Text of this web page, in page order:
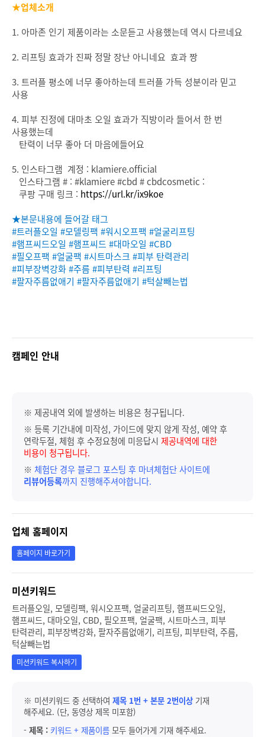
★업체소개
1. 아마존 인기 제품이라는 소문듣고 사용했는데 역시 다르네요
2. 리프팅 효과가 진짜 정말 장난 아니네요 효과 짱
3. 트러플 평소에 너무 좋아하는데 트러플 가득 성분이라 믿고
사용
4. 피부 진정에 대마초 오일 효과가 직방이라 들어서 한 번
사용했는데
탄력이 너무 좋아 더 마음에들어요
5. 인스타그램 계정 : klamiere.official
인스타그램 # : #klamiere #cbd # cbdcosmetic :
쿠팡 구매 링크 : https://url.kr/ix9koe
★본문내용에 들어갈 태그
#트러플오일 #모델링팩 #워시오프팩 #얼굴리프팅
#햄프씨드오일 #햄프씨드 #대마오일 #CBD
#필오프팩 #얼굴팩 #시트마스크 #피부 탄력관리
#피부장벽강화#주름 #피부탄력 #리프팅
#팔자주름없애기 #팔자주름없애기 #턱살빼는법
캠페인 안내
※ 제공내역 외에 발생하는 비용은 청구됩니다.
※ 등록 기간내에 미작성, 가이드에 맞지 않게 작성, 예약 후
연락두절, 체험 후 수정요청에 미응답시 제공내역에 대한
비용이 청구됩니다.
※ 체험단 경우 블로그 포스팅 후 마녀체험단 사이트에
리뷰어등록까지 진행해주셔야합니다.
업체 홈페이지
홈페이지 바로가기
미션키워드
트러플오일, 모델링팩, 워시오프팩, 얼굴리프팅, 햄프씨드오일,
햄프씨드, 대마오일, CBD, 필오프팩, 얼굴팩, 시트마스크, 피부
탄력관리, 피부장벽강화, 팔자주름없애기, 리프팅, 피부탄력, 주름,
턱살빼는법
미션키워드 복사하기
※ 미션키워드 중 선택하여 제목 1번 + 본문 2번이상 기재
해주세요. (단, 동영상 제목 미포함)
- 제목 : 키워드 + 제품이름 모두 들어가게 기재 해주세요.